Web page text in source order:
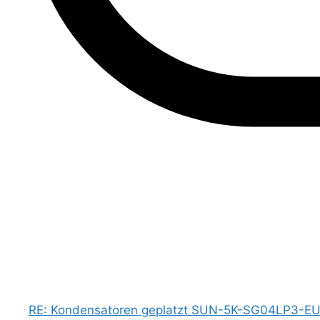
RE: Kondensatoren geplatzt SUN-5K-SG04LP3-EU